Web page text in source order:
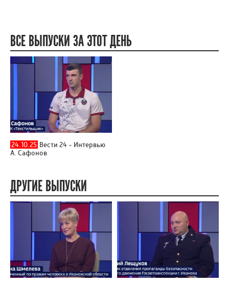
ВСЕ ВЫПУСКИ ЗА ЭТОТ ДЕНЬ
24.10.25 Вести 24 - Интервью
А. Сафонов
ДРУГИЕ ВЫПУСКИ